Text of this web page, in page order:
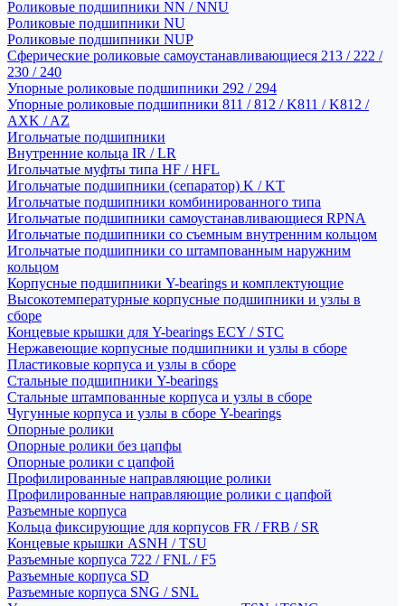
Роликовые подшипники NN / NNU
Роликовые подшипники NU
Роликовые подшипники NUP
Сферические роликовые самоустанавливающиеся 213 / 222 /
230 / 240
Упорные роликовые подшипники 292 / 294
Упорные роликовые подшипники 811 / 812 / K811 / K812 /
AXK / AZ
Игольчатые подшипники
Внутренние кольца IR / LR
Игольчатые муфты типа HF / HFL
Игольчатые подшипники (сепаратор) K / KT
Игольчатые подшипники комбинированного типа
Игольчатые подшипники самоустанавливающиеся RPNA
Игольчатые подшипники со съемным внутренним кольцом
Игольчатые подшипники со штампованным наружним
кольцом
Корпусные подшипники Y-bearings и комплектующие
Высокотемпературные корпусные подшипники и узлы в
сборе
Концевые крышки для Y-bearings ECY / STC
Нержавеющие корпусные подшипники и узлы в сборе
Пластиковые корпуса и узлы в сборе
Стальные подшипники Y-bearings
Стальные штампованные корпуса и узлы в сборе
Чугунные корпуса и узлы в сборе Y-bearings
Опорные ролики
Опорные ролики без цапфы
Опорные ролики с цапфой
Профилированные направляющие ролики
Профилированные направляющие ролики с цапфой
Разъемные корпуса
Кольца фиксирующие для корпусов FR / FRB / SR
Концевые крышки ASNH / TSU
Разъемные корпуса 722 / FNL / F5
Разъемные корпуса SD
Разъемные корпуса SNG / SNL